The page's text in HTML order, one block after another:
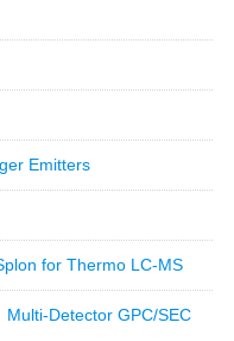
Emitters
for Thermo LC-MS
Detector GPC/SEC